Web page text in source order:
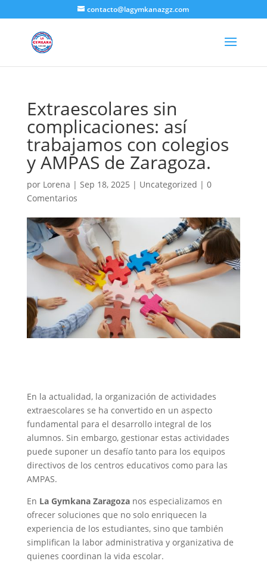
contacto@lagymkanazgz.com
Extraescolares sin
complicaciones: así
trabajamos con colegios
y AMPAS de Zaragoza.
por Lorena | Sep 18, 2025 | Uncategorized | 0
Comentarios
En la actualidad, la organización de actividades
extraescolares se ha convertido en un aspecto
fundamental para el desarrollo integral de los
alumnos. Sin embargo, gestionar estas actividades
puede suponer un desafío tanto para los equipos
directivos de los centros educativos como para las
AMPAS.
En La Gymkana Zaragozanos especializamos en
ofrecer soluciones que no solo enriquecen la
experiencia de los estudiantes, sino que también
simplifican la labor administrativa y organizativa de
quienes coordinan la vida escolar.